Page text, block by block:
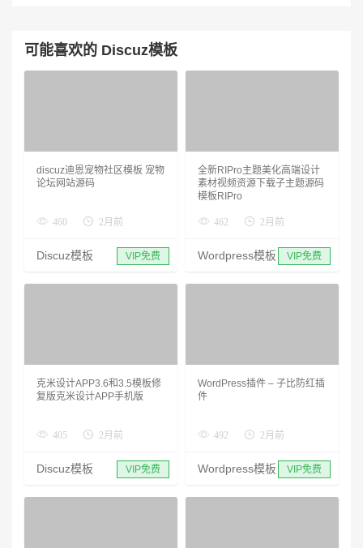
可能喜欢的 Discuz模板
discuz迪恩宠物社区模板 宠物
论坛网站源码
460 2月前
Discuz模板 VIP免费
全新RIPro主题美化高端设计
素材视频资源下载子主题源码
模板RIPro
462 2月前
Wordpress模板 VIP免费
克米设计APP3.6和3.5模板修
复版克米设计APP手机版
405 2月前
Discuz模板 VIP免费
WordPress插件 – 子比防红插
件
492 2月前
Wordpress模板 VIP免费